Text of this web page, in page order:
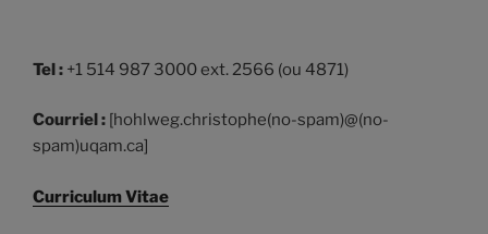
Tel : +1 514 987 3000 ext. 2566 (ou 4871)
Courriel : [hohlweg.christophe(no-spam)@(no-
spam)uqam.ca]
Curriculum Vitae